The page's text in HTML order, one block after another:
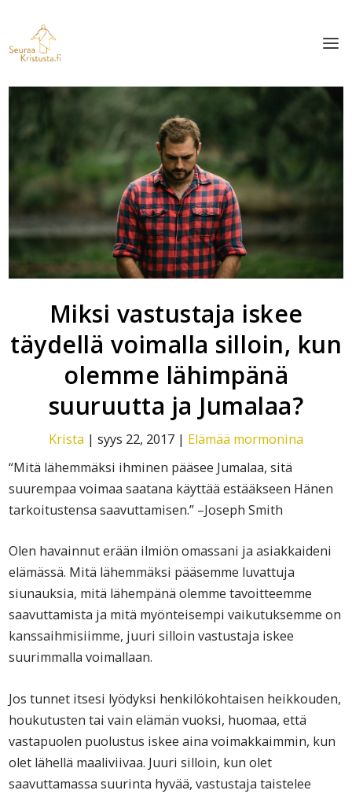
Miksi vastustaja iskee
täydellä voimalla silloin, kun
olemme lähimpänä
suuruutta ja Jumalaa?
Krista | syys 22, 2017 | Elämää mormonina
“Mitä lähemmäksi ihminen pääsee Jumalaa, sitä
suurempaa voimaa saatana käyttää estääkseen Hänen
tarkoitustensa saavuttamisen.” –Joseph Smith
Olen havainnut erään ilmiön omassani ja asiakkaideni
elämässä. Mitä lähemmäksi pääsemme luvattuja
siunauksia, mitä lähempänä olemme tavoitteemme
saavuttamista ja mitä myönteisempi vaikutuksemme on
kanssaihmisiimme, juuri silloin vastustaja iskee
suurimmalla voimallaan.
Jos tunnet itsesi lyödyksi henkilökohtaisen heikkouden,
houkutusten tai vain elämän vuoksi, huomaa, että
vastapuolen puolustus iskee aina voimakkaimmin, kun
olet lähellä maaliviivaa. Juuri silloin, kun olet
saavuttamassa suurinta hyvää, vastustaja taistelee